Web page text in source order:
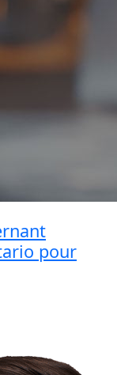
pour